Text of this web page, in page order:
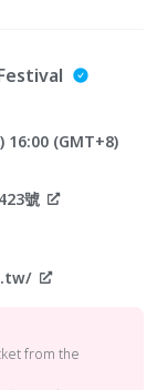
16:00 (GMT+8)
號
from the